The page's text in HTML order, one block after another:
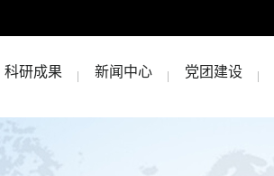
科研成果 新闻中心 党团建设